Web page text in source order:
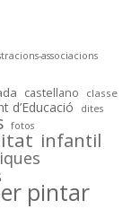
associacions
castellano classe
d’Educació dites
fotos
infantil
pintar